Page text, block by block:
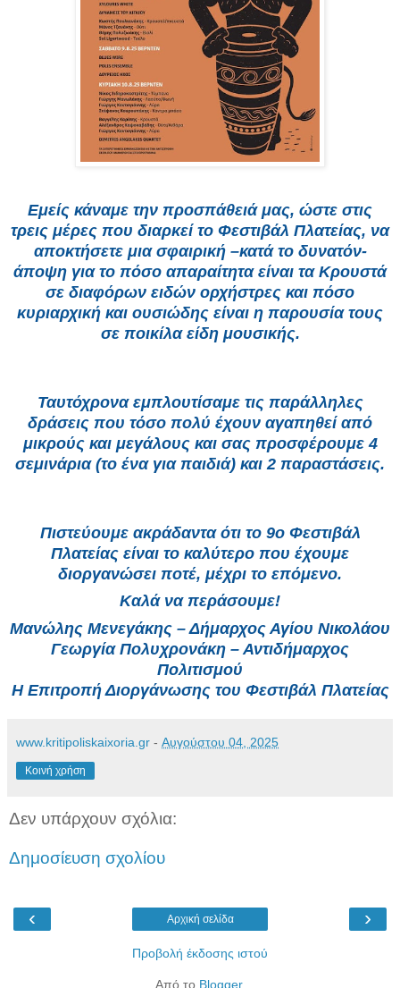
Εμείς κάναμε την προσπάθειά μας, ώστε στις
τρεις μέρες που διαρκεί το Φεστιβάλ Πλατείας, να
αποκτήσετε μια σφαιρική –κατά το δυνατόν-
άποψη για το πόσο απαραίτητα είναι τα Κρουστά
σε διαφόρων ειδών ορχήστρες και πόσο
κυριαρχική και ουσιώδης είναι η παρουσία τους
σε ποικίλα είδη μουσικής.
Ταυτόχρονα εμπλουτίσαμε τις παράλληλες
δράσεις που τόσο πολύ έχουν αγαπηθεί από
μικρούς και μεγάλους και σας προσφέρουμε 4
σεμινάρια (το ένα για παιδιά) και 2 παραστάσεις.
Πιστεύουμε ακράδαντα ότι το 9ο Φεστιβάλ
Πλατείας είναι το καλύτερο που έχουμε
διοργανώσει ποτέ, μέχρι το επόμενο.
Καλά να περάσουμε!
Μανώλης Μενεγάκης – Δήμαρχος Αγίου Νικολάου
Γεωργία Πολυχρονάκη – Αντιδήμαρχος
Πολιτισμού
Η Επιτροπή Διοργάνωσης του Φεστιβάλ Πλατείας
www.kritipoliskaixoria.gr - Αυγούστου 04, 2025
Κοινή χρήση
Δεν υπάρχουν σχόλια:
Δημοσίευση σχολίου
‹ ›
Αρχική σελίδα
Προβολή έκδοσης ιστού
Από το Blogger.